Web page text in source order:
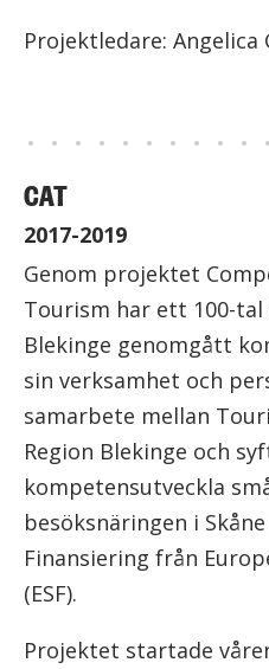
Projektledare: Angelica
CAT
2017-2019
Genom projektet
Tourism har ett 100-tal
Blekinge genomgått
sin verksamhet och
samarbete mellan
Region Blekinge och
kompetensutveckla
besöksnäringen i
Finansiering från
(ESF).
Projektet startade